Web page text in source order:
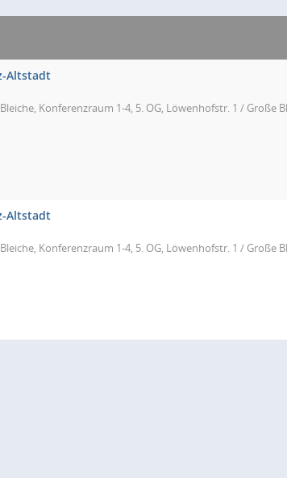
Altstadt
Konferenzraum 1-4, 5. OG, Löwenhofstr. 1 / Große
Altstadt
Konferenzraum 1-4, 5. OG, Löwenhofstr. 1 / Große